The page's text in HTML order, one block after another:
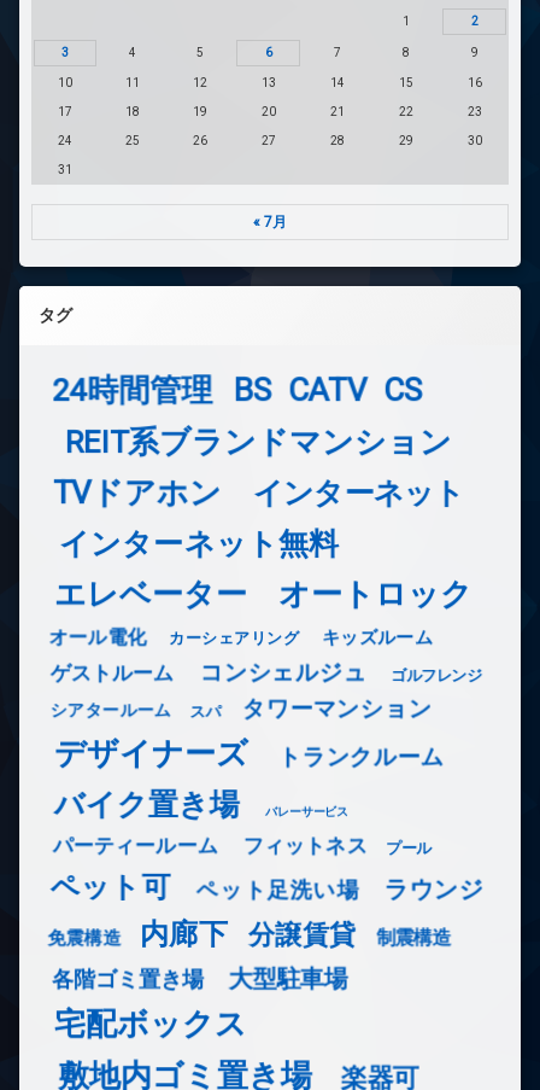
1 2
3 4 5 6 7 8 9
10 11 12 13 14 15 16
17 18 19 20 21 22 23
24 25 26 27 28 29 30
31
« 7月
タグ
24時間管理 BS CATV CS
REIT系ブランドマンション
TVドアホン インターネット
インターネット無料
エレベーター オートロック
オール電化 カーシェアリング キッズルーム
ゲストルーム コンシェルジュ ゴルフレンジ
シアタールーム スパ タワーマンション
デザイナーズ トランクルーム
バイク置き場 バレーサービス
パーティールーム フィットネス プール
ペット可 ペット足洗い場 ラウンジ
免震構造 内廊下 分譲賃貸 制震構造
各階ゴミ置き場 大型駐車場
宅配ボックス
敷地内ゴミ置き場
楽器可